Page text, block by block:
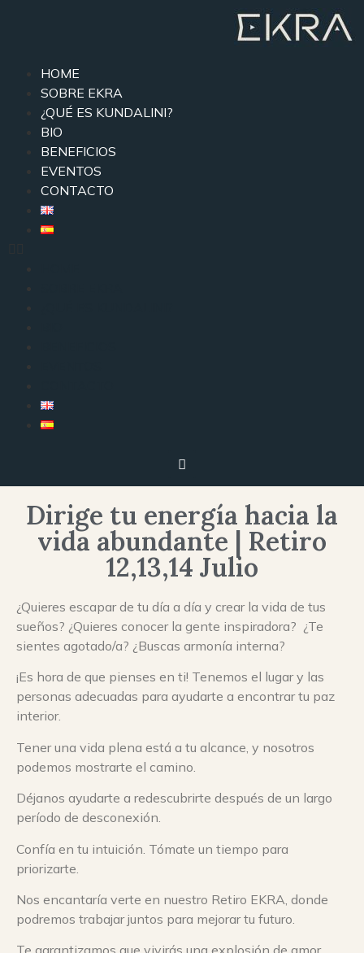
HOME
SOBRE EKRA
¿QUÉ ES KUNDALINI?
BIO
BENEFICIOS
EVENTOS
CONTACTO
Dirige tu energía hacia la
vida abundante | Retiro
12,13,14 Julio
¿Quieres escapar de tu día a día y crear la vida de tus
sueños? ¿Quieres conocer la gente inspiradora? ¿Te
sientes agotado/a? ¿Buscas armonía interna?
¡Es hora de que pienses en ti! Tenemos el lugar y las
personas adecuadas para ayudarte a encontrar tu paz
interior.
Tener una vida plena está a tu alcance, y nosotros
podemos mostrarte el camino.
Déjanos ayudarte a redescubrirte después de un largo
período de desconexión.
Confía en tu intuición. Tómate un tiempo para
priorizarte.
Nos encantaría verte en nuestro Retiro EKRA, donde
podremos trabajar juntos para mejorar tu futuro.